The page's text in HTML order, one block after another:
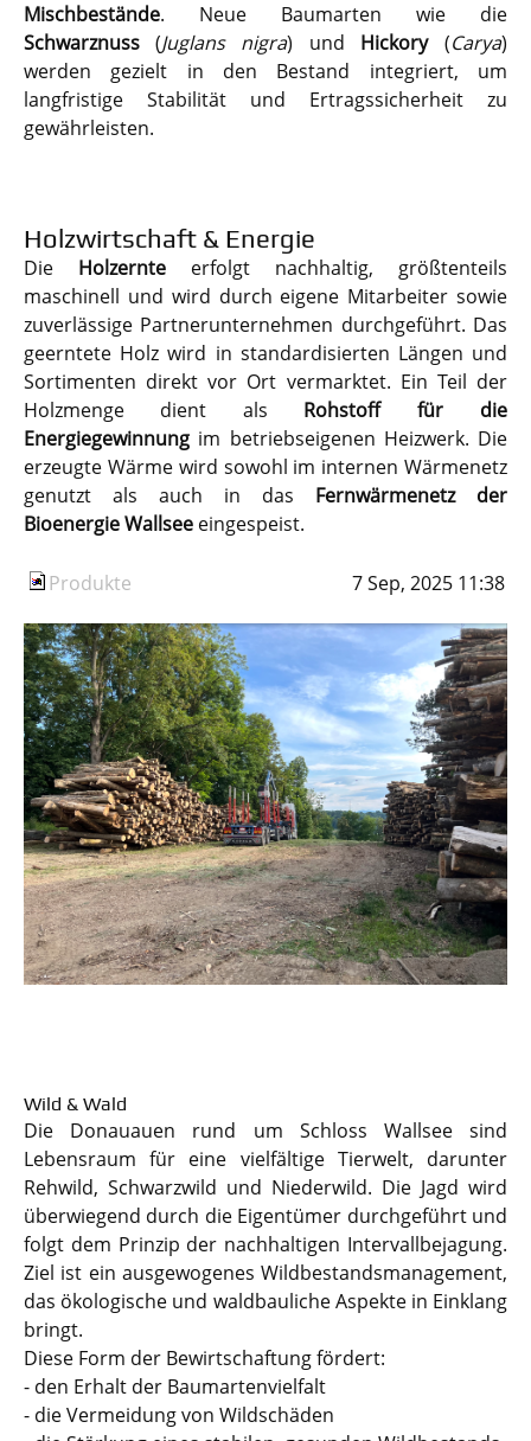
Mischbestände. Neue Baumarten wie die
Schwarznuss (Juglans nigra) und Hickory(Carya)
werden gezielt in den Bestand integriert, um
langfristige Stabilität und Ertragssicherheit zu
gewährleisten.
Holzwirtschaft & Energie
Die Holzernte erfolgt nachhaltig, größtenteils
maschinell und wird durch eigene Mitarbeiter sowie
zuverlässige Partnerunternehmen durchgeführt. Das
geerntete Holz wird in standardisierten Längen und
Sortimenten direkt vor Ort vermarktet. Ein Teil der
Holzmenge dient als Rohstoff für die
Energiegewinnung im betriebseigenen Heizwerk. Die
erzeugte Wärme wird sowohl im internen Wärmenetz
genutzt als auch in das Fernwärmenetz der
Bioenergie Wallsee eingespeist.
Produkte 7 Sep, 2025 11:38
Wild & Wald
Die Donauauen rund um Schloss Wallsee sind
Lebensraum für eine vielfältige Tierwelt, darunter
Rehwild, Schwarzwild und Niederwild. Die Jagd wird
überwiegend durch die Eigentümer durchgeführt und
folgt dem Prinzip der nachhaltigen Intervallbejagung.
Ziel ist ein ausgewogenes Wildbestandsmanagement,
das ökologische und waldbauliche Aspekte in Einklang
bringt.
Diese Form der Bewirtschaftung fördert:
- den Erhalt der Baumartenvielfalt
- die Vermeidung von Wildschäden